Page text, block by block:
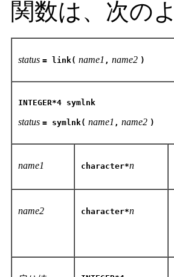
関数は、次の
status = link( name1 , name2 )
INTEGER*4 symlnk
status = symlnk( name1 , name2 )
name1 character*n
name2 character*n